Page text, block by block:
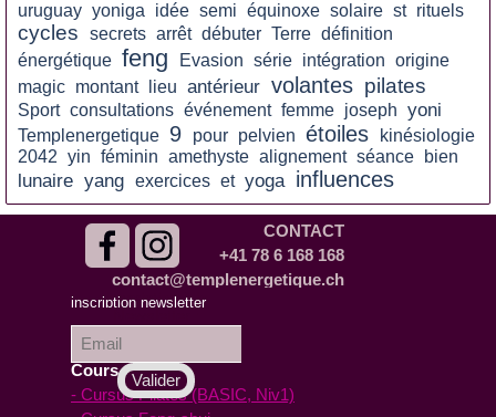
uruguay yoniga idée semi équinoxe solaire st rituels
cycles secrets arrêt débuter Terre définition
énergétique feng Evasion série intégration origine
magic montant lieu antérieur volantes pilates
Sport consultations événement femme joseph yoni
Templenergetique 9 pour pelvien étoiles
kinésiologie
2042 yin féminin amethyste alignement séance bien
lunaire yang exercices et yoga influences
inscription à la
inscription newsletter
CONTACT
+41 78 6 168 168
contact@templenergetique.ch
Cours en ligne
- Cursus Pilates (BASIC, Niv1)